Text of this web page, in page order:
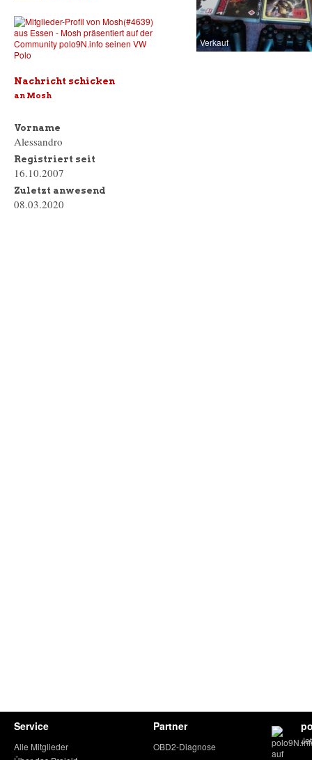
Nachricht schicken
an Mosh
Vorname
Alessandro
Registriert seit
16.10.2007
Zuletzt anwesend
08.03.2020
Verkauf
Service
Alle Mitglieder
Partner
OBD2-Diagnose